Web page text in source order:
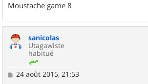
Moustache game 8
sanicolas
Utagawiste
habitué
M
24 août 2015, 21:53